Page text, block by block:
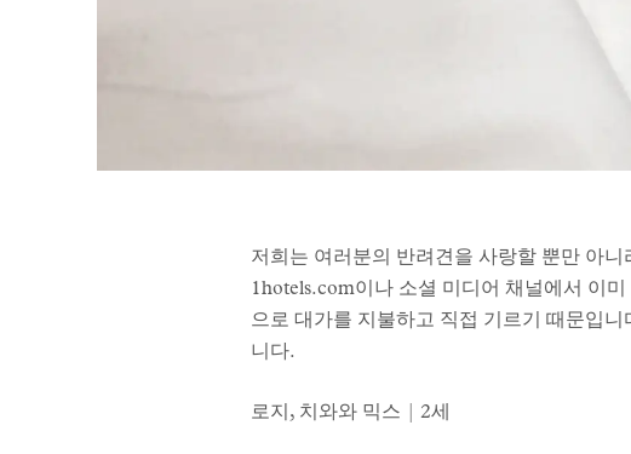
저희는 여러분의 반려견을 사랑할 뿐만 아
1hotels.com이나 소셜 미디어 채널에서 이
으로 대가를 지불하고 직접 기르기 때문입
니다.
로지, 치와와 믹스 | 2세